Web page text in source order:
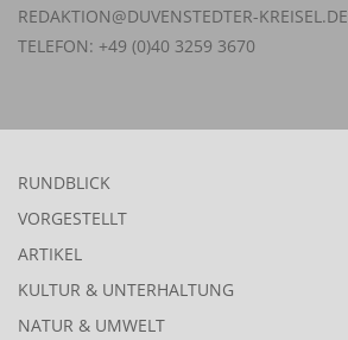
REDAKTION@DUVENSTEDTER-KREISEL.DE
TELEFON: +49 (0)40 3259 3670
RUNDBLICK
VORGESTELLT
ARTIKEL
KULTUR & UNTERHALTUNG
NATUR & UMWELT